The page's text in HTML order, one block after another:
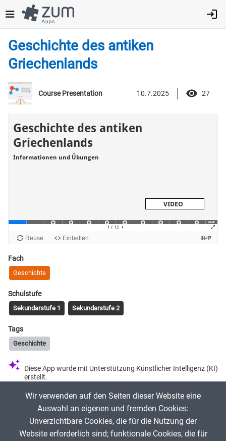
zum
Inhalt
Geschichte des antiken
Griechenlands
Course Presentation 10.7.2025 27
Fach
Geschichte
Schulstufe
Sekundarstufe 1 Sekundarstufe 2
Tags
Geschichte
Diese App wurde mit Unterstützung Künstlicher Intelligenz (KI)
erstellt.
erklaerung-und… 10. Juli 2025
Wir verwenden auf den Seiten dieser Website eine
Auswahl an eigenen und fremden Cookies:
Unverzichtbare Cookies, die für die Nutzung der
Website erforderlich sind; funktionale Cookies, die für